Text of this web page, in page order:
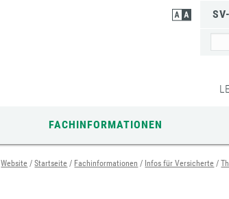
FACHINFORMATIONEN
Website Startseite Fachinformationen Infos für Versicherte